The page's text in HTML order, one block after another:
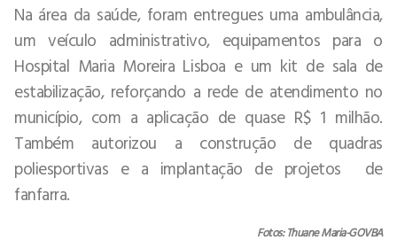
Na área da saúde, foram entregues uma ambulância,
um veículo administrativo, equipamentos para o
Hospital Maria Moreira Lisboa e um kit de sala de
estabilização, reforçando a rede de atendimento no
município, com a aplicação de quase R$ 1 milhão.
Também autorizou a construção de quadras
poliesportivas e a implantação de projetos de
fanfarra.
Fotos: Thuane Maria-GOVBA